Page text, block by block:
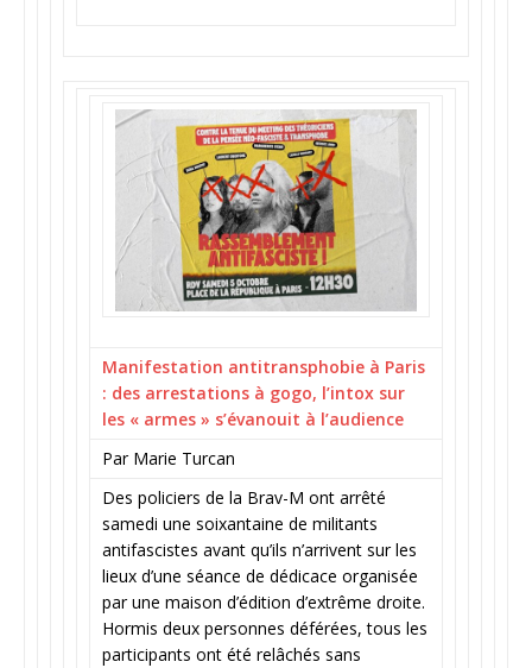
Manifestation antitransphobie à Paris
: des arrestations à gogo, l’intox sur
les « armes » s’évanouit à l’audience
Par Marie Turcan
Des policiers de la Brav-M ont arrêté
samedi une soixantaine de militants
antifascistes avant qu’ils n’arrivent sur les
lieux d’une séance de dédicace organisée
par une maison d’édition d’extrême droite.
Hormis deux personnes déférées, tous les
participants ont été relâchés sans